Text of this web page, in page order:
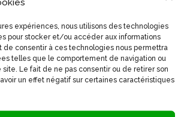
expériences, nous utilisons des technologies
pour stocker et/ou accéder aux informations
de consentir à ces technologies nous permettra
telles que le comportement de navigation ou
site. Le fait de ne pas consentir ou de retirer son
un effet négatif sur certaines caractéristiques
Management
– Les Missions du CM
- Mission Community Manager